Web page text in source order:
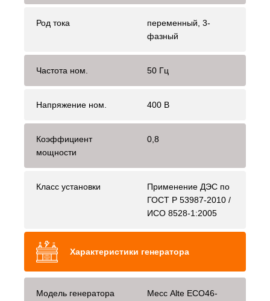
Род тока
переменный, 3-
фазный
Частота ном. 50 Гц
Напряжение ном. 400 В
Коэффициент
мощности
0,8
Класс установки
Применение ДЭС по
ГОСТ Р 53987-2010 /
ИСО 8528-1:2005
Характеристики генератора
Модель генератора
Mecc Alte ECO46-